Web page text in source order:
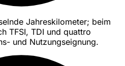
Jahreskilometer; beim
TFSI, TDI und quattro
und Nutzungseignung.